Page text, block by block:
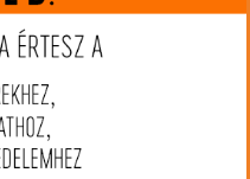
ezáltal mérséklik a
valamint biztosítja a
deformációt. A lövedék már
is megfelelően gombásodik,